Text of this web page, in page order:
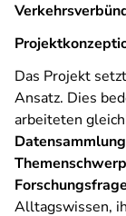
Das Projekt
Ansatz. Dies
arbeiteten
Alltagswissen,